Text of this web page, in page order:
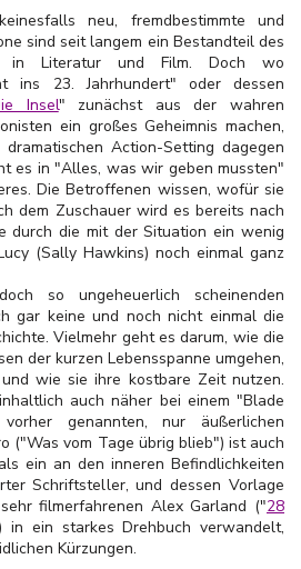
neu, fremdbestimmte und
sind seit langem ein Bestandteil des
in Literatur und Film. Doch wo
ins 23. Jahrhundert" oder dessen
Insel" zunächst aus der wahren
ein großes Geheimnis machen,
Action-Setting dagegen
es in "Alles, was wir geben mussten"
Die Betroffenen wissen, wofür sie
dem Zuschauer wird es bereits nach
durch die mit der Situation ein wenig
(Sally Hawkins) noch einmal ganz
so ungeheuerlich scheinenden
gar keine und noch nicht einmal die
Vielmehr geht es darum, wie die
der kurzen Lebensspanne umgehen,
wie sie ihre kostbare Zeit nutzen.
auch näher bei einem "Blade
genannten, nur äußerlichen
("Was vom Tage übrig blieb") ist auch
ein an den inneren Befindlichkeiten
Schriftsteller, und dessen Vorlage
filmerfahrenen Alex Garland ("28
in ein starkes Drehbuch verwandelt,
Kürzungen.